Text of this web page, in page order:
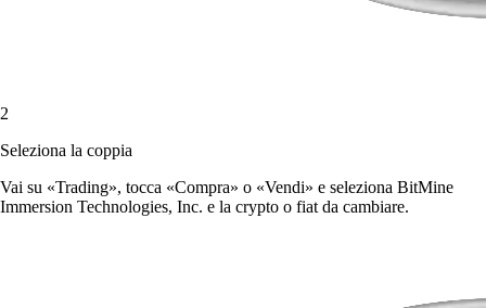
2
Seleziona la coppia
Vai su «Trading», tocca «Compra» o «Vendi» e seleziona BitMine
Immersion Technologies, Inc. e la crypto o fiat da cambiare.